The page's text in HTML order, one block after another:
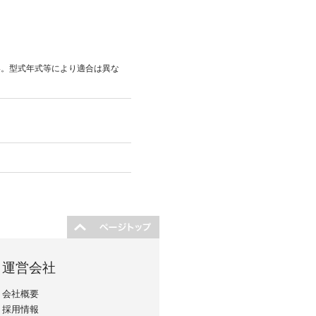
型式年式等により適合は異な
運営会社
会社概要
採用情報